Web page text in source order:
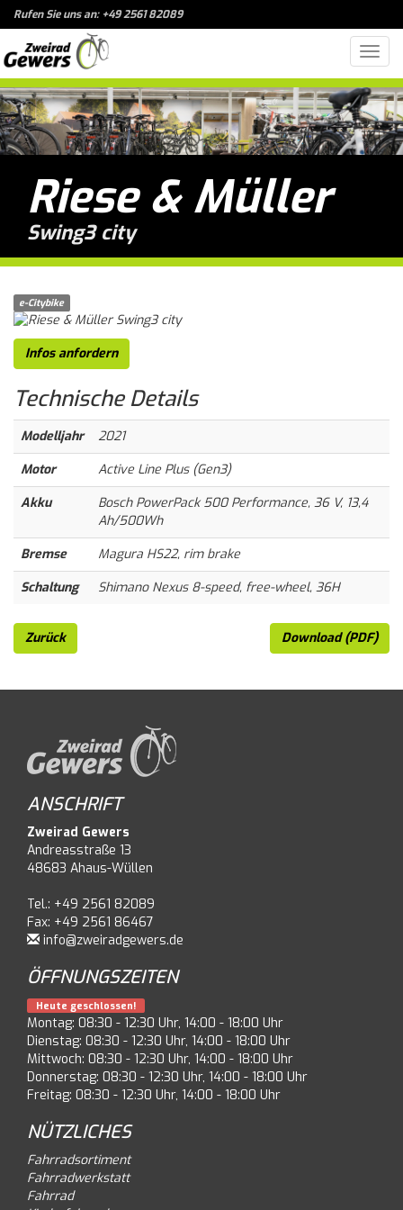
Rufen Sie uns an: +49 2561 82089
Riese & Müller
Swing3 city
e-Citybike
Infos anfordern
TechnischeDetails
Modelljahr
2021
Motor
Active Line Plus (Gen3)
Akku
Bosch PowerPack 500 Performance, 36 V, 13,4
Ah/500Wh
Bremse
Magura HS22, rim brake
Schaltung
Shimano Nexus 8-speed, free-wheel, 36H
Zurück Download (PDF)
ANSCHRIFT
Zweirad Gewers
Andreasstraße 13
48683 Ahaus-Wüllen
Tel.: +49 2561 82089
Fax: +49 2561 86467
info@zweiradgewers.de
ÖFFNUNGSZEITEN
Heute geschlossen!
Montag: 08:30 - 12:30 Uhr, 14:00 - 18:00 Uhr
Dienstag: 08:30 - 12:30 Uhr, 14:00 - 18:00 Uhr
Mittwoch: 08:30 - 12:30 Uhr, 14:00 - 18:00 Uhr
Donnerstag: 08:30 - 12:30 Uhr, 14:00 - 18:00 Uhr
Freitag: 08:30 - 12:30 Uhr, 14:00 - 18:00 Uhr
NÜTZLICHES
Fahrradsortiment
Fahrradwerkstatt
Fahrrad